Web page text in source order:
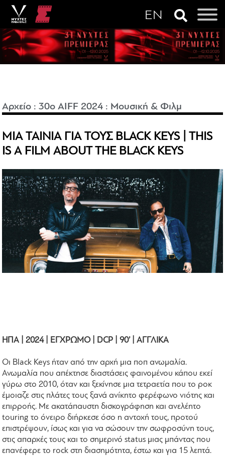
Αρχείο :30o AIFF 2024 : Μουσική & Φιλμ
ΜΙΑ ΤΑΙΝΙΑ ΓΙΑ ΤΟΥΣ BLACK KEYS | THIS
IS A FILM ABOUT THE BLACK KEYS
ΗΠΑ | 2024 | ΕΓΧΡΩΜΟ | DCP | 90’ | ΑΓΓΛΙΚΑ
Οι Black Keys ήταν από την αρχή μια ποπ ανωμαλία.
Ανωμαλία που απέκτησε διαστάσεις φαινομένου κάπου εκεί
γύρω στο 2010, όταν και ξεκίνησε μια τετραετία που το ροκ
έμοιαζε στις πλάτες τους ξανά ανίκητο φερέφωνο νιότης και
επιρροής. Με ακατάπαυστη δισκογράφηση και ανελέητο
touring το όνειρο διήρκεσε όσο η αντοχή τους, προτού
επιστρέψουν, ίσως και για να σώσουν την σωφροσύνη τους,
στις απαρχές τους και το σημερινό status μιας μπάντας που
επανέφερε το rock στη διασημότητα, έστω και για 15 λεπτά.